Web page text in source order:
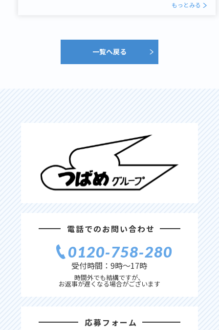
もっとみる
一覧へ戻る
電話でのお問い合わせ
0120‐758‐280
受付時間：9時〜17時
時間外でも結構ですが、
お返事が遅くなる場合がございます
応募フォーム